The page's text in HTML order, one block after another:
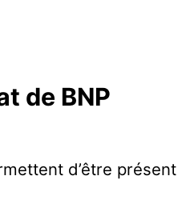
de BNP
d’être présent